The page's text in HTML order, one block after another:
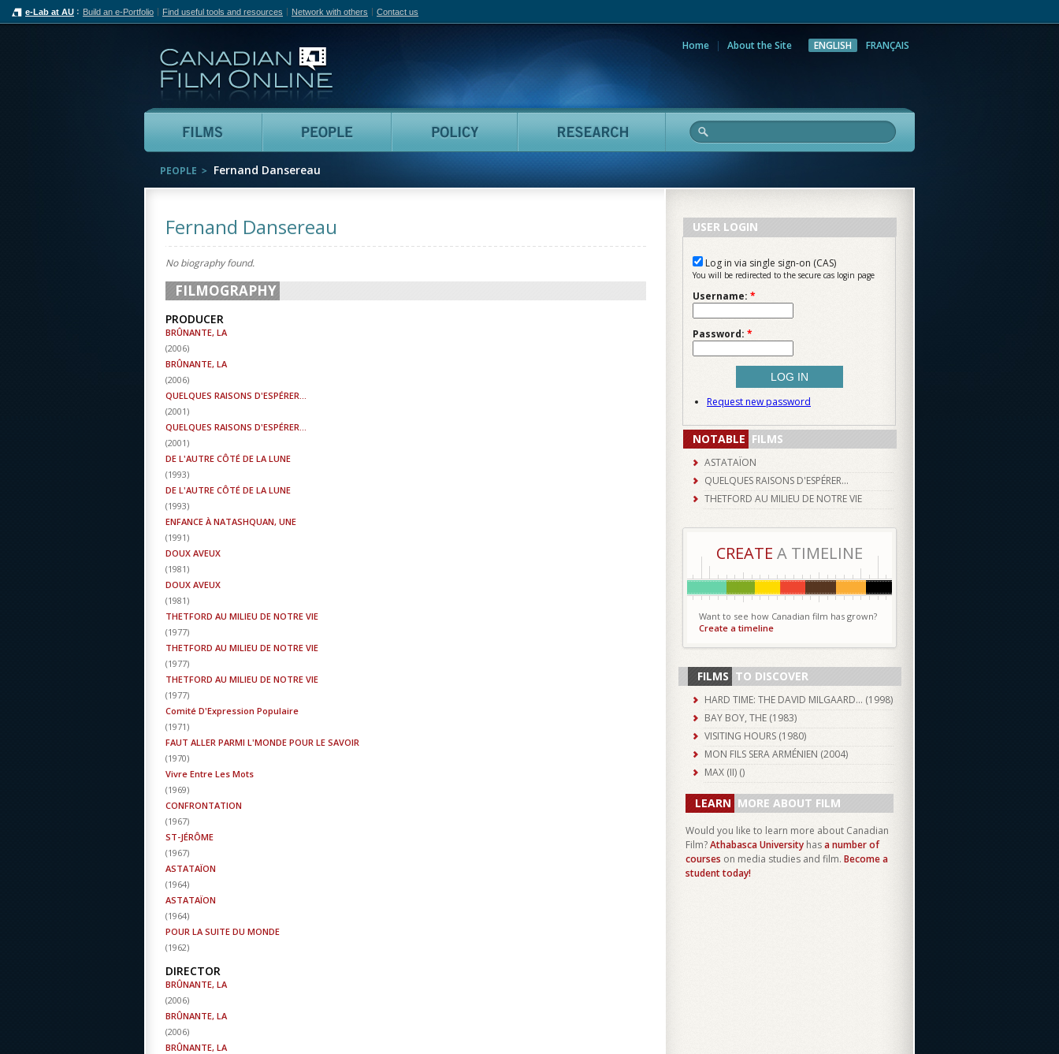
e-Lab at AU Build an e-Portfolio Find useful tools and resources Network with others Contact us
Home About the Site ENGLISH FRANÇAIS
Films People Policy Research
PEOPLE Fernand Dansereau
Fernand Dansereau
No biography found.
FILMOGRAPHY
PRODUCER
BRÛNANTE, LA
(2006)
BRÛNANTE, LA
(2006)
QUELQUES RAISONS D'ESPÉRER...
(2001)
QUELQUES RAISONS D'ESPÉRER...
(2001)
DE L'AUTRE CÔTÉ DE LA LUNE
(1993)
DE L'AUTRE CÔTÉ DE LA LUNE
(1993)
ENFANCE À NATASHQUAN, UNE
(1991)
DOUX AVEUX
(1981)
DOUX AVEUX
(1981)
THETFORD AU MILIEU DE NOTRE VIE
(1977)
THETFORD AU MILIEU DE NOTRE VIE
(1977)
THETFORD AU MILIEU DE NOTRE VIE
(1977)
Comité D'Expression Populaire
(1971)
FAUT ALLER PARMI L'MONDE POUR LE SAVOIR
(1970)
Vivre Entre Les Mots
(1969)
CONFRONTATION
(1967)
ST-JÉRÔME
(1967)
ASTATAÏON
(1964)
ASTATAÏON
(1964)
POUR LA SUITE DU MONDE
(1962)
DIRECTOR
BRÛNANTE, LA
(2006)
BRÛNANTE, LA
(2006)
BRÛNANTE, LA
USER LOGIN
Log in via single sign-on (CAS)
You will be redirected to the secure cas login page
Username: *
Password: *
Request new password
NOTABLE FILMS
ASTATAÏON
QUELQUES RAISONS D'ESPÉRER...
THETFORD AU MILIEU DE NOTRE VIE
CREATE A TIMELINE
Want to see how Canadian film has grown?
Create a timeline
FILMS TO DISCOVER
HARD TIME: THE DAVID MILGAARD... (1998)
BAY BOY, THE (1983)
VISITING HOURS (1980)
MON FILS SERA ARMÉNIEN (2004)
MAX (II) ()
LEARN MORE ABOUT FILM
Would you like to learn more about Canadian
Film?Athabasca University hasa number of
courses on media studies and film. Become a
student today!